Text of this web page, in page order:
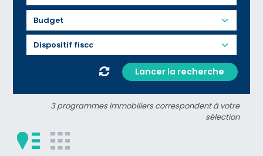
Budget
Lancer la recherche
3 programmes immobiliers correspondent à votre
sélection